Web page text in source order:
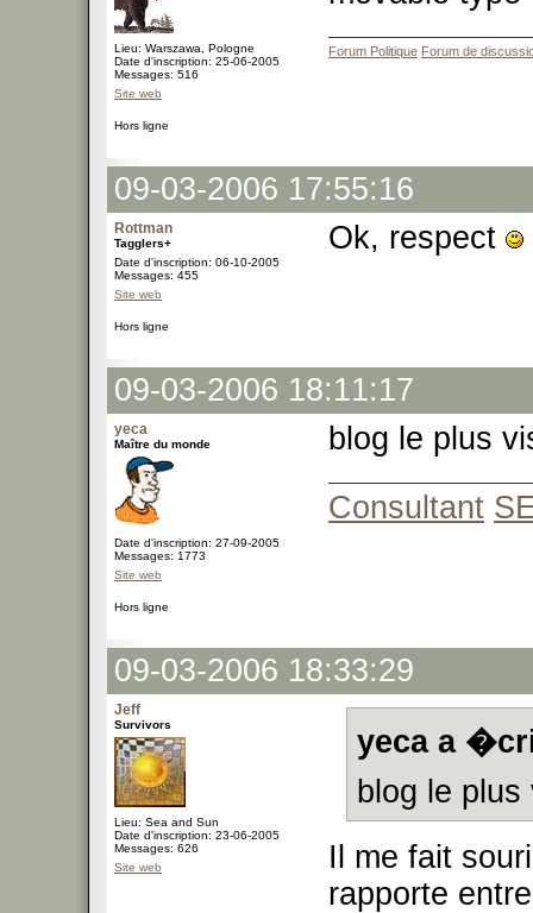
Lieu: Warszawa, Pologne
Date d'inscription: 25-06-2005
Messages: 516
Site web
Forum Politique Forum de
Hors ligne
09-03-2006 17:55:16
Rottman
Tagglers+
Date d'inscription: 06-10-2005
Messages: 455
Site web
Ok, respect
Hors ligne
09-03-2006 18:11:17
yeca
Maître du monde
Date d'inscription: 27-09-2005
Messages: 1773
Site web
blog le plus
Consultant
Hors ligne
09-03-2006 18:33:29
Jeff
Survivors
Lieu: Sea and Sun
Date d'inscription: 23-06-2005
Messages: 626
Site web
yeca a
blog le
Il me fait
rapporte